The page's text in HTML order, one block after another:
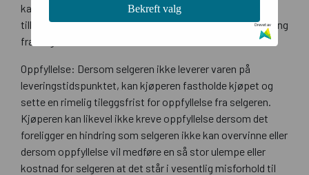
kapittel 5 etter omstendighetene holde kjøpesummen
tilbake, kreve oppfyllelse, heve avtalen og kreve erstatning
fra selgeren.
Oppfyllelse: Dersom selgeren ikke leverer varen på
leveringstidspunktet, kan kjøperen fastholde kjøpet og
sette en rimelig tileggsfrist for oppfyllelse fra selgeren.
Kjøperen kan likevel ikke kreve oppfyllelse dersom det
foreligger en hindring som selgeren ikke kan overvinne eller
dersom oppfyllelse vil medføre en så stor ulempe eller
kostnad for selgeren at det står i vesentlig misforhold til
Bekreft valg
Drevet av